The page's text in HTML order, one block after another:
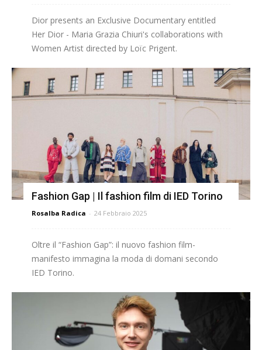
Dior presents an Exclusive Documentary entitled
Her Dior - Maria Grazia Chiuri's collaborations with
Women Artist directed by Loïc Prigent.
Fashion Gap | Il fashion film di IED Torino
Rosalba Radica - 24 Febbraio 2025
Oltre il “Fashion Gap”: il nuovo fashion film-
manifesto immagina la moda di domani secondo
IED Torino.